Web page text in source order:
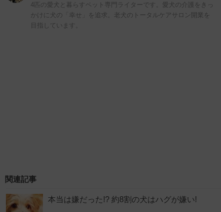
4匹の愛犬と暮らすペット専門ライターです。愛犬の介護をきっ
かけに犬の「幸せ」を追求。老犬のトータルケアサロン開業を
目指しています。
関連記事
本当は嫌だった!? 約8割の犬はハグが嫌い!